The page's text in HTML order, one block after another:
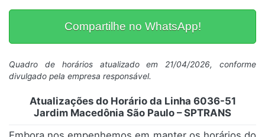
Compartilhe no WhatsApp!
Quadro de horários atualizado em 21/04/2026, conforme
divulgado pela empresa responsável.
Atualizações do Horário da Linha 6036-51
Jardim Macedônia São Paulo – SPTRANS